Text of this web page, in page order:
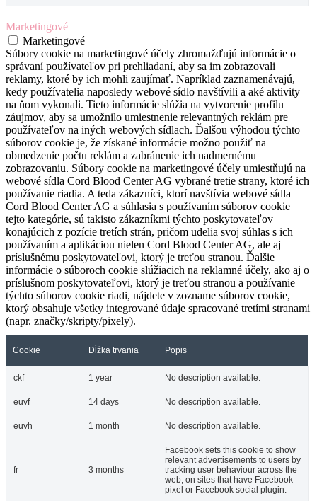
Marketingové
Marketingové
Súbory cookie na marketingové účely zhromažďujú informácie o
správaní používateľov pri prehliadaní, aby sa im zobrazovali
reklamy, ktoré by ich mohli zaujímať. Napríklad zaznamenávajú,
kedy používatelia naposledy webové sídlo navštívili a aké aktivity
na ňom vykonali. Tieto informácie slúžia na vytvorenie profilu
záujmov, aby sa umožnilo umiestnenie relevantných reklám pre
používateľov na iných webových sídlach. Ďalšou výhodou týchto
súborov cookie je, že získané informácie možno použiť na
obmedzenie počtu reklám a zabránenie ich nadmernému
zobrazovaniu. Súbory cookie na marketingové účely umiestňujú na
webové sídla Cord Blood Center AG vybrané tretie strany, ktoré ich
používanie riadia. A teda zákazníci, ktorí navštívia webové sídla
Cord Blood Center AG a súhlasia s používaním súborov cookie
tejto kategórie, sú takisto zákazníkmi týchto poskytovateľov
konajúcich z pozície tretích strán, pričom udelia svoj súhlas s ich
používaním a aplikáciou nielen Cord Blood Center AG, ale aj
príslušnému poskytovateľovi, ktorý je treťou stranou. Ďalšie
informácie o súboroch cookie slúžiacich na reklamné účely, ako aj o
príslušnom poskytovateľovi, ktorý je treťou stranou a používanie
týchto súborov cookie riadi, nájdete v zozname súborov cookie,
ktorý obsahuje všetky integrované údaje spracované tretími stranami
(napr. značky/skripty/pixely).
Cookie Dĺžka trvania Popis
ckf 1 year No description available.
euvf 14 days No description available.
euvh 1 month No description available.
fr 3 months
Facebook sets this cookie to show
relevant advertisements to users by
tracking user behaviour across the
web, on sites that have Facebook
pixel or Facebook social plugin.